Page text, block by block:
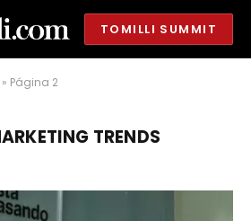
TOMILLI SUMMIT
» Página 2
TRENDS